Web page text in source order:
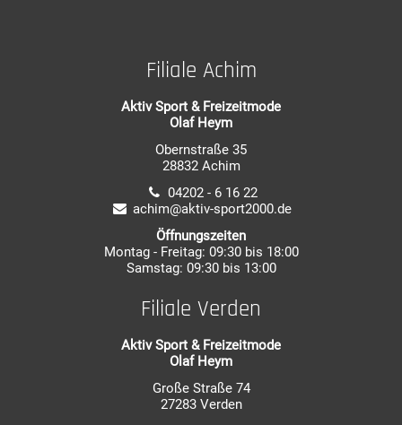
Filiale Achim
Aktiv Sport & Freizeitmode
Olaf Heym
Obernstraße 35
28832 Achim
04202 - 6 16 22
achim@aktiv-sport2000.de
Öffnungszeiten
Montag - Freitag: 09:30 bis 18:00
Samstag: 09:30 bis 13:00
Filiale Verden
Aktiv Sport & Freizeitmode
Olaf Heym
Große Straße 74
27283 Verden